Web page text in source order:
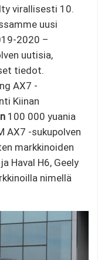
virallisesti 10.
uusi
2020 –
uutisia,
tiedot.
AX7 -
Kiinan
100 000 yuania
AX7 -sukupolven
markkinoiden
Haval H6, Geely
nimellä